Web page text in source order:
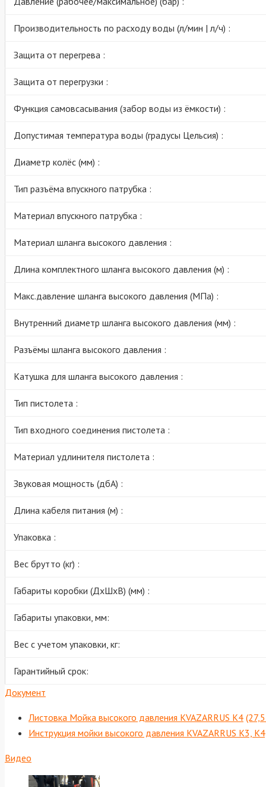
Производительность по расходу воды (л/мин | л/ч) :
Защита от перегрева :
Защита от перегрузки :
Функция самовсасывания (забор воды из ёмкости) :
Допустимая температура воды (градусы Цельсия) :
Диаметр колёс (мм) :
Тип разъёма впускного патрубка :
Материал впускного патрубка :
Материал шланга высокого давления :
Длина комплектного шланга высокого давления (м) :
Макс.давление шланга высокого давления (МПа) :
Внутренний диаметр шланга высокого давления (мм) :
Разъёмы шланга высокого давления :
Катушка для шланга высокого давления :
Тип пистолета :
Тип входного соединения пистолета :
Материал удлинителя пистолета :
Звуковая мощность (дбА) :
Длина кабеля питания (м) :
Упаковка :
Вес брутто (кг) :
Габариты коробки (ДхШхВ) (мм) :
Габариты упаковки, мм:
Вес с учетом упаковки, кг:
Гарантийный срок:
Документ
Листовка Мойка высокого давления KVAZARRUS K4
Инструкция мойки высокого давления KVAZARRUS K3,
Видео